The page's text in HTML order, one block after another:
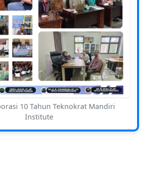
10 Tahun Teknokrat Mandiri
Institute